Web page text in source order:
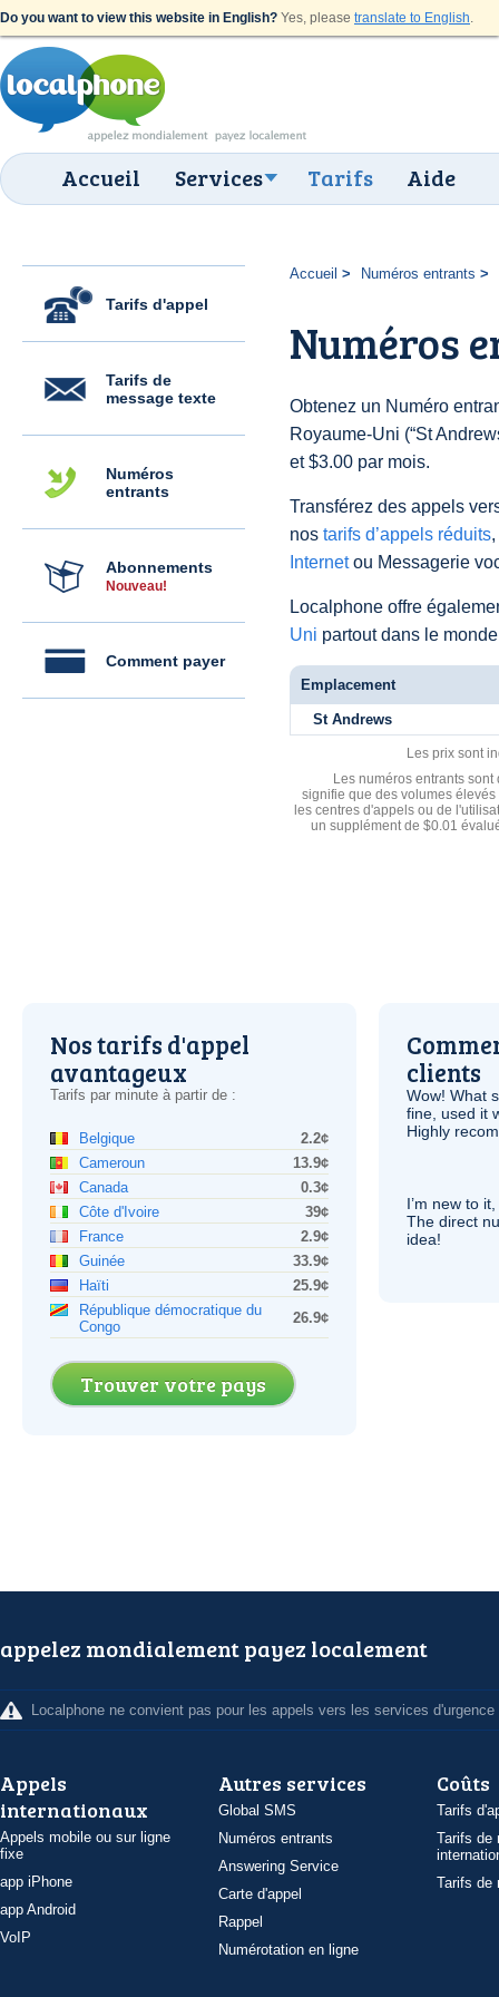
Do you want to view this website in English? Yes, please translate to English.
Accueil Services Tarifs Aide
Tarifs d'appel
Tarifs de
message texte
Numéros
entrants
Abonnements
Nouveau!
Comment payer
Accueil Numéros entrants
Numéros
Obtenez un Numéro
Royaume-Uni (“St
et $3.00 par mois.
Transférez des appels
nos tarifs d’appels réduits
Internetou Messagerie
Localphone offre
Uni partout dans le
Emplacement
St Andrews
Les prix sont
Les numéros entrants
signifie que des volumes
les centres d'appels ou de
un supplément de $0.01
Nos tarifs d'appel
avantageux
Tarifs par minute à partir de :
Belgique
2.2¢
Cameroun
13.9¢
Canada
0.3¢
Côte d'Ivoire
39¢
France
2.9¢
Guinée
33.9¢
Haïti
25.9¢
République démocratique du
Congo
26.9¢
Trouver votre pays
clients
Wow! What
fine, used it
Highly
I’m new to
The direct
idea!
appelez mondialement payez localement
Localphone ne convient pas pour les appels vers les services d'urgence
Appels
internationaux
Appels mobile ou sur ligne
fixe
app iPhone
app Android
VoIP
Autres services
Global SMS
Numéros entrants
Answering Service
Carte d'appel
Rappel
Numérotation en ligne
Coûts
Tarifs
Tarifs de
Tarifs de